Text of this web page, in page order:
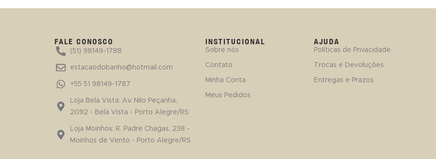
FALE CONOSCO
(51) 98149-1788
estacaodobanho@hotmail.com
+55 51 98149-1787
Loja Bela Vista: Av. Nilo Peçanha,
2092 - Bela Vista - Porto Alegre/RS
Loja Moinhos: R. Padre Chagas, 238 -
Moinhos de Vento - Porto Alegre/RS
INSTITUCIONAL
Sobre nós
Contato
Minha Conta
Meus Pedidos
AJUDA
Políticas de Privacidade
Trocas e Devoluções
Entregas e Prazos